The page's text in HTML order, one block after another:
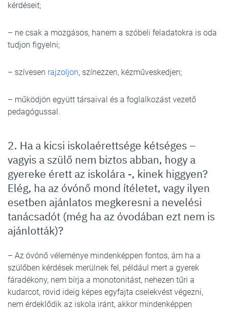
kérdéseit;
– ne csak a mozgásos, hanem a szóbeli feladatokra is oda
tudjon figyelni;
– szívesen rajzoljon, színezzen, kézműveskedjen;
– működjön együtt társaival és a foglalkozást vezető
pedagógussal.
2. Ha a kicsi iskolaérettsége kétséges –
vagyis a szülő nem biztos abban, hogy a
gyereke érett az iskolára -, kinek higgyen?
Elég, ha az óvónő mond ítéletet, vagy ilyen
esetben ajánlatos megkeresni a nevelési
tanácsadót (még ha az óvodában ezt nem is
ajánlották)?
– Az óvónő véleménye mindenképpen fontos, ám ha a
szülőben kérdések merülnek fel, például mert a gyerek
fáradékony, nem bírja a monotonitást, nehezen tűri a
kudarcot, rövid ideig képes egyfajta cselekvést végezni,
nem érdeklődik az iskola iránt, akkor mindenképpen